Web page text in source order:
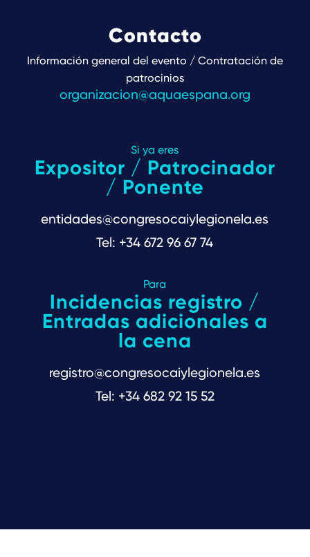
Contacto
Información general del evento / Contratación de
patrocinios
organizacion@aquaespana.org
Si ya eres
Expositor / Patrocinador
/ Ponente
entidades@congresocaiylegionela.es
Tel: +34 672 96 67 74
Para
Incidencias registro /
Entradas adicionales a
la cena
registro@congresocaiylegionela.es
Tel: +34 682 92 15 52